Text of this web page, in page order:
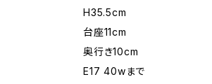
H35.5cm
台座11cm
奥行き10cm
E17 40wまで